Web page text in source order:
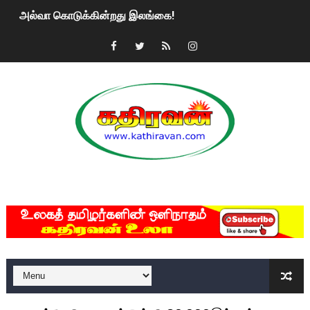
அல்வா கொடுக்கின்றது இலங்கை!
2ஆம் நாள் உக்ரைன் யுத்தம்!! எங்களைத் தனிமையில்
மகிந்த ராஜபக்சே பதவி விலக திட்டம்?
ரவுடி பேபிக்கு நடந்த தரமான சம்பவம்.. ஆபாச வீடியோக்களால்
குண்டை தூக்கிப்போட்ட ஆய்வு…. இந்தியாவின் “கோவிஷீல்டு”
யாழில் தமிழின தலைவர் பிரபாகரனின் பிறந்தநாளை
ஏர்போர்ட்டில் உதைத்த நபர் யார், என்ன நடந்தது?: உண்மையை
சீனா இலங்கையிடம் 8 மில்லியன் அமெரிக்க டொலர் நட்டஈடு